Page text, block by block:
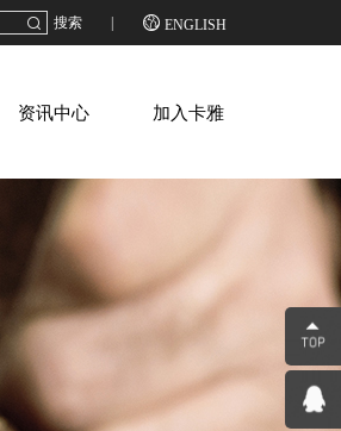
搜索  ENGLISH
资讯中心 加入卡雅